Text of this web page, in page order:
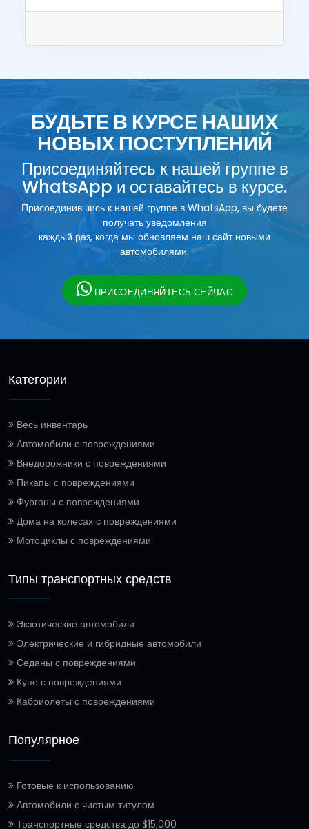
БУДЬТЕ В КУРСЕ НАШИХ
НОВЫХ ПОСТУПЛЕНИЙ
Присоединяйтесь к нашей группе в
WhatsApp и оставайтесь в курсе.
Присоединившись к нашей группе в WhatsApp, вы будете
получать уведомления
каждый раз, когда мы обновляем наш сайт новыми
автомобилями.
ПРИСОЕДИНЯЙТЕСЬ СЕЙЧАС
Категории
Весь инвентарь
Автомобили с повреждениями
Внедорожники с повреждениями
Пикапы с повреждениями
Фургоны с повреждениями
Дома на колесах с повреждениями
Мотоциклы с повреждениями
Типы транспортных средств
Экзотические автомобили
Электрические и гибридные автомобили
Седаны с повреждениями
Купе с повреждениями
Кабриолеты с повреждениями
Популярное
Готовые к использованию
Автомобили с чистым титулом
Транспортные средства до $15,000